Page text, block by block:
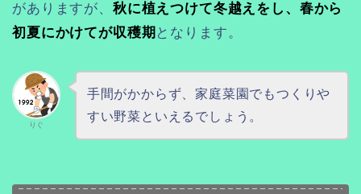
がありますが、 秋に植えつけて冬越えをし、春から
初夏にかけてが収穫期 となります。
りぐ
手間がかからず、家庭菜園でもつくりや
すい野菜といえるでしょう。